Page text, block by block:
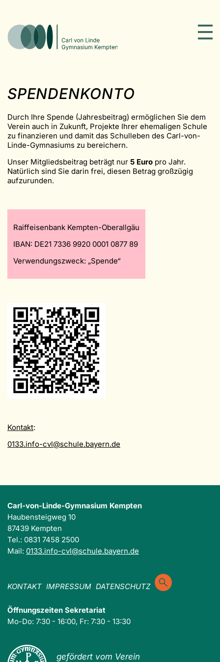
SPENDENKONTO
Durch Ihre Spende (Jahresbeitrag) ermöglichen Sie dem
Verein auch in Zukunft, Projekte Ihrer ehemaligen Schule
zu finanzieren und damit das Schulleben des Carl-von-
Linde-Gymnasiums zu bereichern.
Unser Mitgliedsbeitrag beträgt nur 5 Euro pro Jahr.
Natürlich sind Sie darin frei, diesen Betrag großzügig
aufzurunden.
Raiffeisenbank Kempten-Oberallgäu
IBAN: DE21 7336 9920 0001 0877 89
Verwendungszweck: „Spende“
Kontakt:
0133.info-cvl@schule.bayern.de
Carl-von-Linde-Gymnasium Kempten
Haubensteigweg 10
87439 Kempten
Tel.: 0831 7458 2500
Mail: 0133.info-cvl@schule.bayern.de
KONTAKT IMPRESSUM DATENSCHUTZ
Öffnungszeiten Sekretariat
Mo-Do: 7:30 - 16:00, Fr: 7:30 - 13:30
gefördert vom Verein